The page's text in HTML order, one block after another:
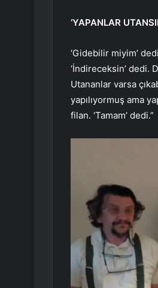
‘YAPANLAR
‘Gidebilir miyim’
‘İndireceksin’ dedi.
Utananlar varsa
yapılıyormuş ama
filan. ‘Tamam’ dedi.”